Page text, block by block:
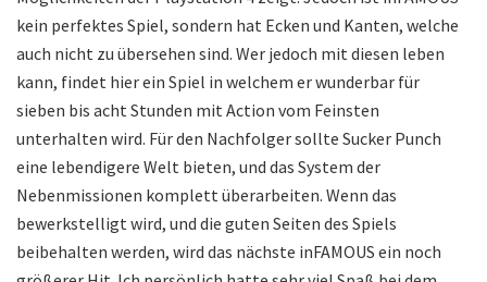
kein perfektes Spiel, sondern hat Ecken und Kanten, welche
auch nicht zu übersehen sind. Wer jedoch mit diesen leben
kann, findet hier ein Spiel in welchem er wunderbar für
sieben bis acht Stunden mit Action vom Feinsten
unterhalten wird. Für den Nachfolger sollte Sucker Punch
eine lebendigere Welt bieten, und das System der
Nebenmissionen komplett überarbeiten. Wenn das
bewerkstelligt wird, und die guten Seiten des Spiels
beibehalten werden, wird das nächste inFAMOUS ein noch